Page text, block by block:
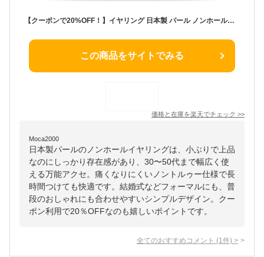
【クーポンで20%OFF！】イヤリング 日本製 パール ノンホールピアス ノンホール かわいい 30代 40代 50代 痛くない ノントルゥー レディース メンズ 小ぶり おしゃれ 人気 ブランド 結婚式 シンプル アクセサリー
この商品をサイトでみる
価格と在庫を楽天でチェック >>
Moca2000
日本製パールのノンホールイヤリングは、小ぶりで上品
なのにしっかり存在感があり、30〜50代まで幅広く使
える万能アクセ。痛くなりにくいノントルゥー仕様で長
時間つけても快適です。結婚式などフォーマルにも、普
段のおしゃれにも合わせやすいシンプルデザイン。クー
ポン利用で20％OFFなのも嬉しいポイントです。
全てのおすすめコメント (1 件) >